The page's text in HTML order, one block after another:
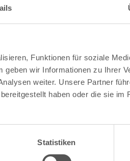
Funktionen für soziale
wir Informationen zu Ihrer
weiter. Unsere Partner
haben oder die sie im
Statistiken